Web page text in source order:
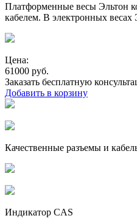
Платформенные весы Эльтон
кабелем. В электронных весах
Цена:
61000 руб.
Заказать бесплатную
Добавить в корзину
Качественные разъемы и
Индикатор CAS